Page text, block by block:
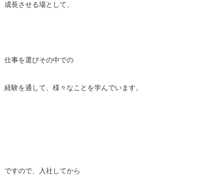
成長させる場として、
仕事を選びその中での
経験を通して、様々なことを学んでいます。
ですので、入社してから